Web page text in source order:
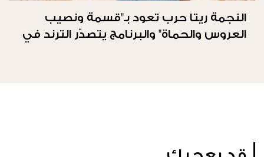
النجمة ريتا حرب تعود بـ"قسمة ونصيب
العروس والحماة" والبرنامج يتصدّر الترند في